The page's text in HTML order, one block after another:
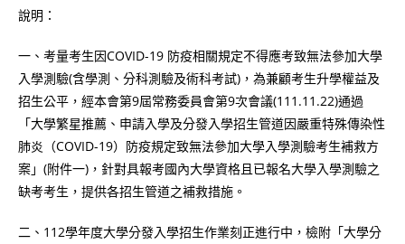
說明：
一、考量考生因COVID-19 防疫相關規定不得應考致無法參加大學
入學測驗(含學測、分科測驗及術科考試)，為兼顧考生升學權益及
招生公平，經本會第9屆常務委員會第9次會議(111.11.22)通過
「大學繁星推薦、申請入學及分發入學招生管道因嚴重特殊傳染性
肺炎（COVID-19）防疫規定致無法參加大學入學測驗考生補救方
案」(附件一)，針對具報考國內大學資格且已報名大學入學測驗之
缺考考生，提供各招生管道之補救措施。
二、112學年度大學分發入學招生作業刻正進行中，檢附「大學分